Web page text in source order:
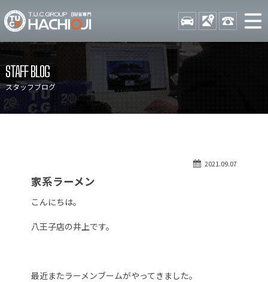
TUCグループ BMW専門 八
STOCK ACCESS 042-
ニュース
在庫リスト
目玉車両一覧
保証＆サービス
アクセスマップ
自動車保険
STAFF BLOG
スタッフブログ
2021.09.07
家系ラーメン
こんにちは。
八王子店の井上です。
最近またラーメンブームがやってきました。